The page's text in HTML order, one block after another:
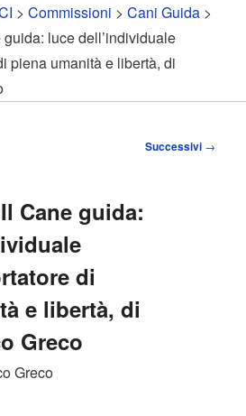
>Commissioni >Cani Guida >
luce dell’individuale
piena umanità e libertà, di
Successivi →
Cane guida:
di
e libertà, di
Greco
Greco